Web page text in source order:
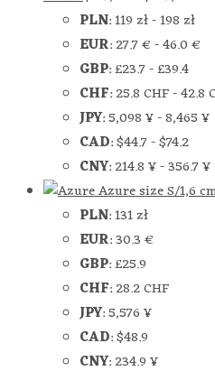
PLN:119 zł-198 zł
EUR:27.7 €-46.0 €
GBP:£23.7-£39.4
CHF:25.8 CHF-42.8
JPY:5,098 ¥-8,465 ¥
CAD:$44.7-$74.2
CNY:214.8 ¥-356.7 ¥
Azure size S/1,6
PLN:131 zł
EUR:30.3 €
GBP:£25.9
CHF:28.2 CHF
JPY:5,576 ¥
CAD:$48.9
CNY:234.9 ¥